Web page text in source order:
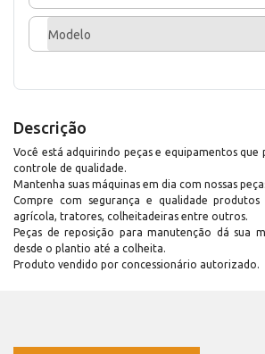
Modelo
Descrição
Você está adquirindo peças e equipamentos que
controle de qualidade.
Mantenha suas máquinas em dia com nossas
Compre com segurança e qualidade
agrícola, tratores, colheitadeiras entre outros.
Peças de reposição para manutenção dá sua
desde o plantio até a colheita.
Produto vendido por concessionário autorizado.